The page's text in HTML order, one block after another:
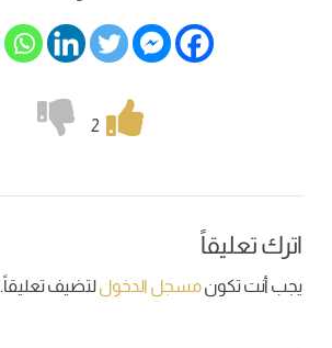
2
اترك تعليقاً
يجب أنت تكونمسجل الدخوللتضيف تعليقاً.